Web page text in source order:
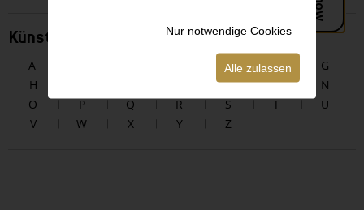
Nur notwendige Cookies
Alle zulassen
KünstlerInnen alphabetisch
A E F
G
H
L M
N
O
P Q R S T
U
V
W X Y Z